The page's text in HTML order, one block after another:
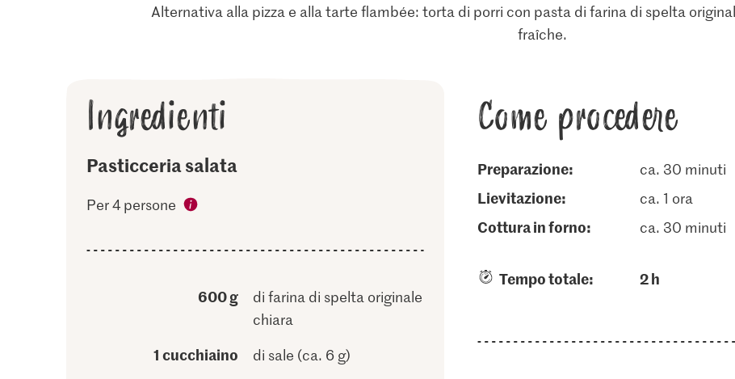
Alternativa alla pizza e alla tarte flambée: torta di porri con pasta di farina di spelta
fraîche.
Ingredienti
Pasticceria salata
Per 4 persone
600 g
di farina di spelta originale
chiara
1 cucchiaino di sale (ca. 6 g)
Come procedere
Preparazione: ca. 30 minuti
lievitazione: ca. 1 ora
cottura in forno: ca. 30 minuti
Tempo totale: 2 h